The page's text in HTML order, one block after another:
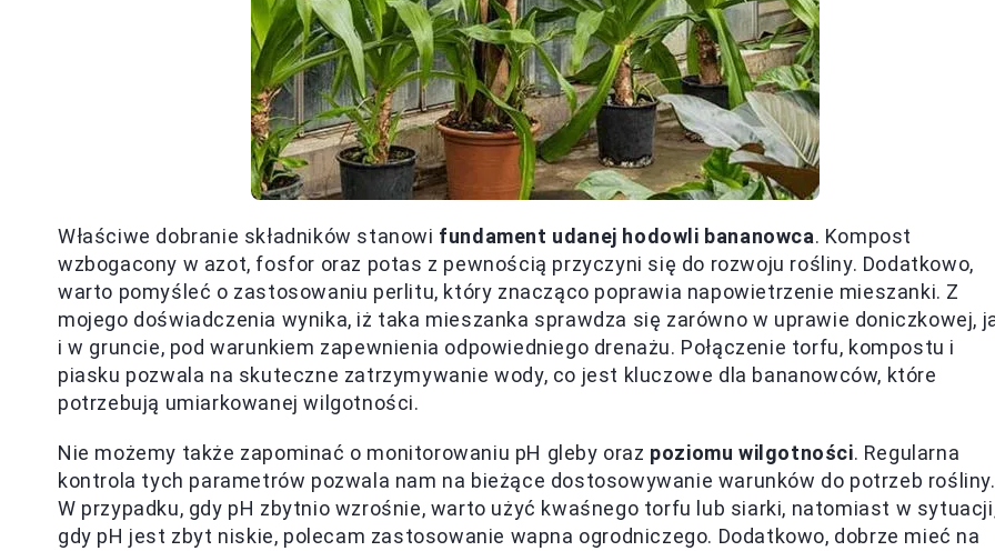
Właściwe dobranie składników stanowi fundament udanej hodowli bananowca. Kompost
wzbogacony w azot, fosfor oraz potas z pewnością przyczyni się do rozwoju rośliny. Dodatkowo,
warto pomyśleć o zastosowaniu perlitu, który znacząco poprawia napowietrzenie mieszanki. Z
mojego doświadczenia wynika, iż taka mieszanka sprawdza się zarówno w uprawie doniczkowej,
i w gruncie, pod warunkiem zapewnienia odpowiedniego drenażu. Połączenie torfu, kompostu i
piasku pozwala na skuteczne zatrzymywanie wody, co jest kluczowe dla bananowców, które
potrzebują umiarkowanej wilgotności.
Nie możemy także zapominać o monitorowaniu pH gleby oraz poziomu wilgotności. Regularna
kontrola tych parametrów pozwala nam na bieżące dostosowywanie warunków do potrzeb rośliny.
W przypadku, gdy pH zbytnio wzrośnie, warto użyć kwaśnego torfu lub siarki, natomiast w
gdy pH jest zbyt niskie, polecam zastosowanie wapna ogrodniczego. Dodatkowo, dobrze mieć na